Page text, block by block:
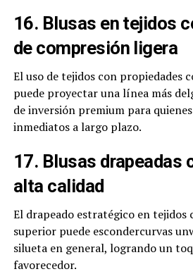
16. Blusas en tejidos
de compresión ligera
El uso de tejidos con propiedades
puede proyectar una línea más
de inversión premium para
inmediatos a largo plazo.
17. Blusas drapeadas
alta calidad
El drapeado estratégico en tejidos
superior puede escondercurvas
silueta en general, logrando un
favorecedor.